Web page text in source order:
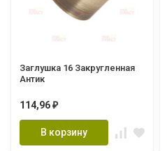
Заглушка 16 Закругленная
Антик
114,96 ₽
В корзину